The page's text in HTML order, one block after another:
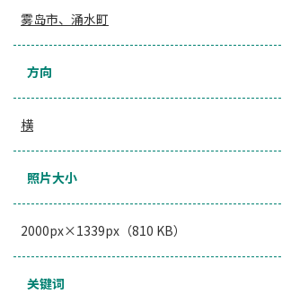
雾岛市、涌水町
方向
横
照片大小
2000px×1339px（810 KB）
关键词